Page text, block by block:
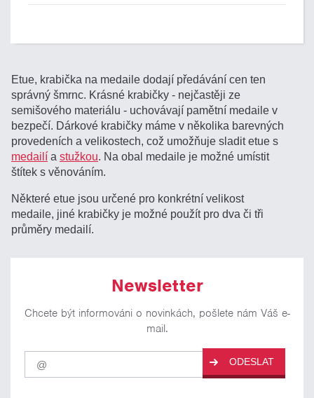
Etue, krabička na medaile dodají předávání cen ten
správný šmrnc. Krásné krabičky - nejčastěji ze
semišového materiálu - uchovávají pamětní medaile v
bezpečí. Dárkové krabičky máme v několika barevných
provedeních a velikostech, což umožňuje sladit etue s
medailíastužkou. Na obal medaile je možné umístit
štítek s věnováním.
Některé etue jsou určené pro konkrétní velikost
medaile, jiné krabičky je možné použít pro dva či tři
průměry medailí.
Newsletter
Chcete být informováni o novinkách, pošlete nám Váš e-
mail.
Pro
odběr
našich
ODESLAT